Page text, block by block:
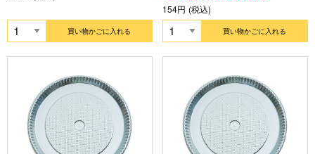
買い物かごに入れる
154円 (税込)
買い物かごに入れる